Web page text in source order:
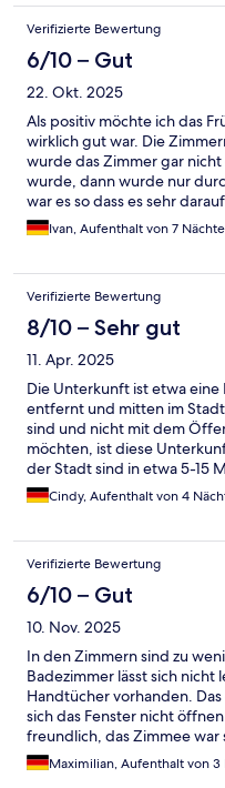
Verifizierte Bewertung
6/10 – Gut
22. Okt. 2025
Als positiv möchte ich das
wirklich gut war. Die
wurde das Zimmer gar
wurde, dann wurde nur
war es so dass es sehr
teilweise hervorragend
man an der Bar bedient
Ivan, Aufenthalt von 7
Verifizierte Bewertung
8/10 – Sehr gut
11. Apr. 2025
Die Unterkunft ist etwa eine
entfernt und mitten im
sind und nicht mit dem
möchten, ist diese
der Stadt sind in etwa 5-15
Cindy, Aufenthalt von 4
Verifizierte Bewertung
6/10 – Gut
10. Nov. 2025
In den Zimmern sind zu
Badezimmer lässt sich nicht
Handtücher vorhanden.
sich das Fenster nicht
freundlich, das Zimmee war
zentral gelegen! Für den
meisten Probleme
Maximilian, Aufenthalt von 3